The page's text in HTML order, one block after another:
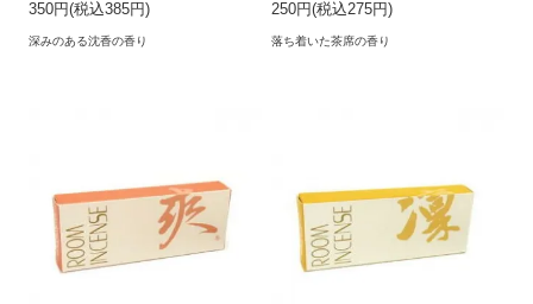
350円(税込385円)
深みのある沈香の香り
250円(税込275円)
落ち着いた茶席の香り